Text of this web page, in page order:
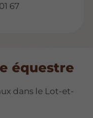
67
équestre
dans le Lot-et-